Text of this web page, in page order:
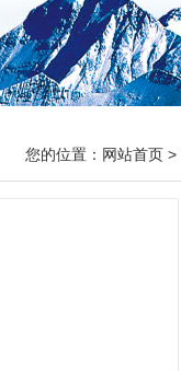
您的位置： 网站首页 >